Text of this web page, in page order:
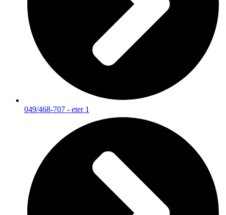
049/468-707 - eter 1